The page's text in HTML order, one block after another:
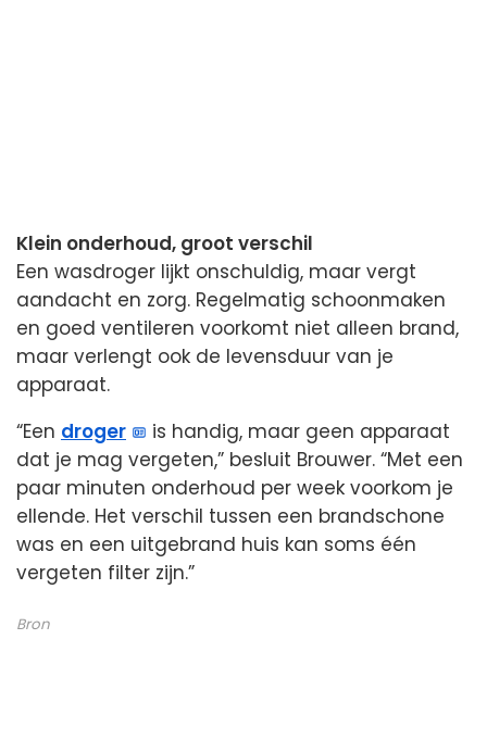
Klein onderhoud, groot verschil
Een wasdroger lijkt onschuldig, maar vergt
aandacht en zorg. Regelmatig schoonmaken
en goed ventileren voorkomt niet alleen brand,
maar verlengt ook de levensduur van je
apparaat.
“Een droger
is handig, maar geen apparaat
dat je mag vergeten,” besluit Brouwer. “Met een
paar minuten onderhoud per week voorkom je
ellende. Het verschil tussen een brandschone
was en een uitgebrand huis kan soms één
vergeten filter zijn.”
Bron